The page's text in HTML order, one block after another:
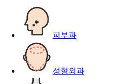
피부과
성형외과